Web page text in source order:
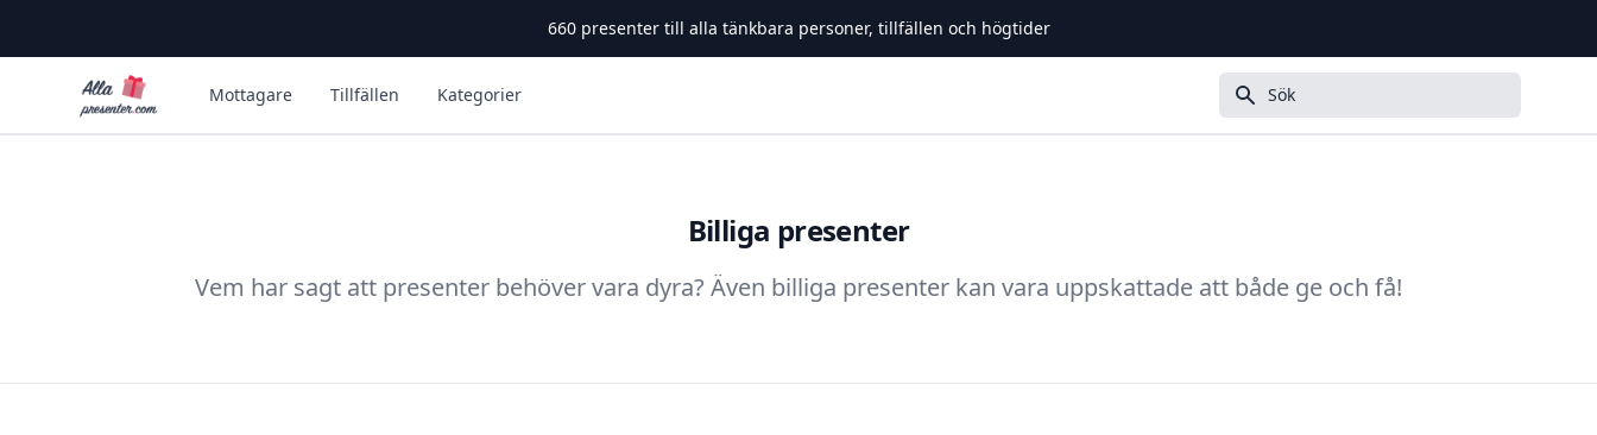
660presenter till alla tänkbara personer, tillfällen och högtider
Alla Presenter Mottagare Tillfällen Kategorier Sök
Billiga presenter
Vem har sagt att presenter behöver vara dyra? Även billiga presenter kan vara uppskattade att både ge och få!